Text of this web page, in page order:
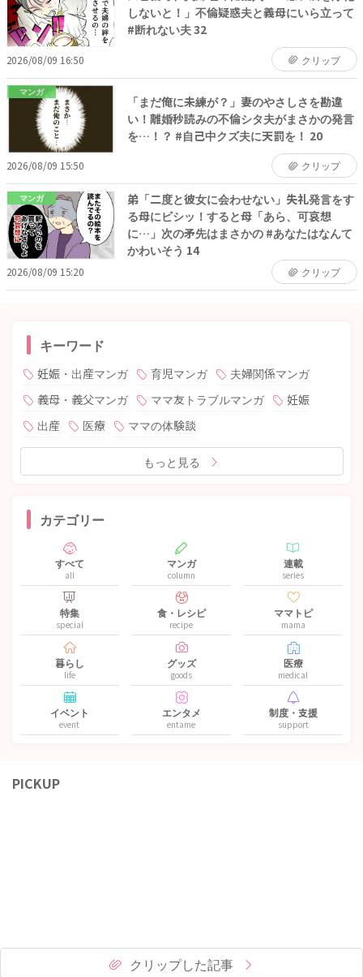
しないと！」不倫疑惑夫と義母にいら立って
#断れない夫 32
2026/08/09 16:50 クリップ
マンガ
「まだ俺に未練が？」妻のやさしさを勘違
い！離婚秒読みの不倫シタ夫がまさかの発言
を…！？ #自己中クズ夫に天罰を！ 20
2026/08/09 15:50 クリップ
マンガ
弟「二度と彼女に会わせない」失礼発言をす
る母にビシッ！すると母「あら、可哀想
に…」次の矛先はまさかの #あなたはなんて
かわいそう 14
2026/08/09 15:20 クリップ
キーワード
妊娠・出産マンガ 育児マンガ
夫婦関係マンガ
義母・義父マンガ
ママ友トラブルマンガ
妊娠
出産
医療 ママの体験談
もっと見る
カテゴリー
すべて
all
マンガ
column
連載
series
特集
special
食・レシピ
recipe
ママトピ
mama
暮らし
life
グッズ
goods
医療
medical
イベント
event
エンタメ
entame
制度・支援
support
PICKUP
クリップした記事